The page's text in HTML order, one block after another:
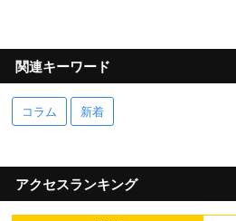
関連キーワード
コラム 新着
アクセスランキング